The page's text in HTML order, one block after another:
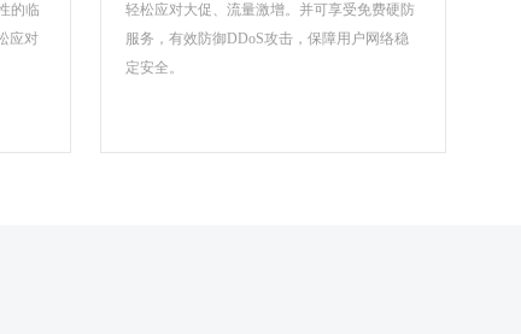
的临
应对
轻松应对大促、流量激增。并可享受免费硬防
服务，有效防御DDoS攻击，保障用户网络稳
定安全。